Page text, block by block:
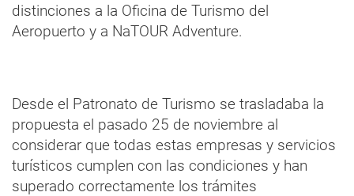
distinciones a la Oficina de Turismo del
Aeropuerto y a NaTOUR Adventure.
Desde el Patronato de Turismo se trasladaba la
propuesta el pasado 25 de noviembre al
considerar que todas estas empresas y servicios
turísticos cumplen con las condiciones y han
superado correctamente los trámites